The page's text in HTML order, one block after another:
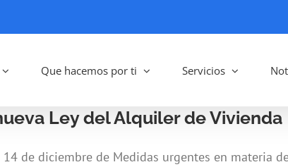
Que hacemos por ti Servicios
Ley del Alquiler de Vivienda
de diciembre de Medidas urgentes en materia